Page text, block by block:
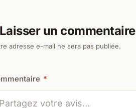
un commentaire
adresse e-mail ne sera pas publiée.
*